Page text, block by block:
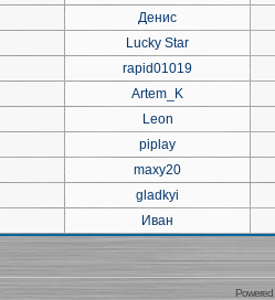
Денис
Lucky Star
rapid01019
Artem_K
Leon
piplay
maxy20
gladkyi
Иван